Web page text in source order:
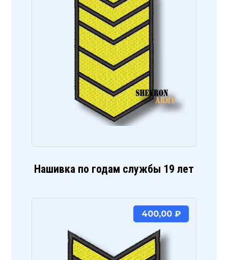
Нашивка по годам службы 19 лет
400,00 ₽